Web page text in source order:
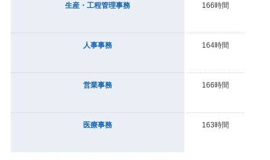
生産・工程管理事務 166時間
人事事務 164時間
営業事務 166時間
医療事務 163時間